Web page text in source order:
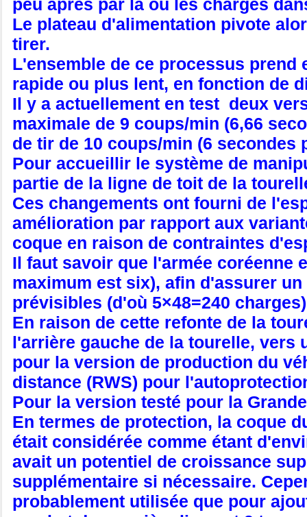
peu après par la ou les charges
Le plateau d'alimentation pivote
tirer.
L'ensemble de ce processus prend
rapide ou plus lent, en fonction de
Il y a actuellement en test deux
maximale de 9 coups/min (6,66
de tir de 10 coups/min (6 secondes
Pour accueillir le système de
partie de la ligne de toit de la
Ces changements ont fourni de
amélioration par rapport aux
coque en raison de contraintes
Il faut savoir que l'armée coréenne
maximum est six), afin d'assurer
prévisibles (d'où 5×48=240
En raison de cette refonte de la
l'arrière gauche de la tourelle, vers
pour la version de production du
distance (RWS) pour
Pour la version testé pour la
En termes de protection, la coque
était considérée comme étant
avait un potentiel de croissance
supplémentaire si nécessaire.
probablement utilisée que pour